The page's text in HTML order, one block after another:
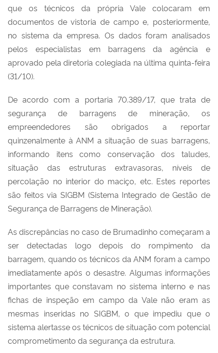
que os técnicos da própria Vale colocaram em
documentos de vistoria de campo e, posteriormente,
no sistema da empresa. Os dados foram analisados
pelos especialistas em barragens da agência e
aprovado pela diretoria colegiada na última quinta-feira
(31/10).
De acordo com a portaria 70.389/17, que trata de
segurança de barragens de mineração, os
empreendedores são obrigados a reportar
quinzenalmente à ANM a situação de suas barragens,
informando itens como conservação dos taludes,
situação das estruturas extravasoras, níveis de
percolação no interior do maciço, etc. Estes reportes
são feitos via SIGBM (Sistema Integrado de Gestão de
Segurança de Barragens de Mineração).
As discrepâncias no caso de Brumadinho começaram a
ser detectadas logo depois do rompimento da
barragem, quando os técnicos da ANM foram a campo
imediatamente após o desastre. Algumas informações
importantes que constavam no sistema interno e nas
fichas de inspeção em campo da Vale não eram as
mesmas inseridas no SIGBM, o que impediu que o
sistema alertasse os técnicos de situação com potencial
comprometimento da segurança da estrutura.